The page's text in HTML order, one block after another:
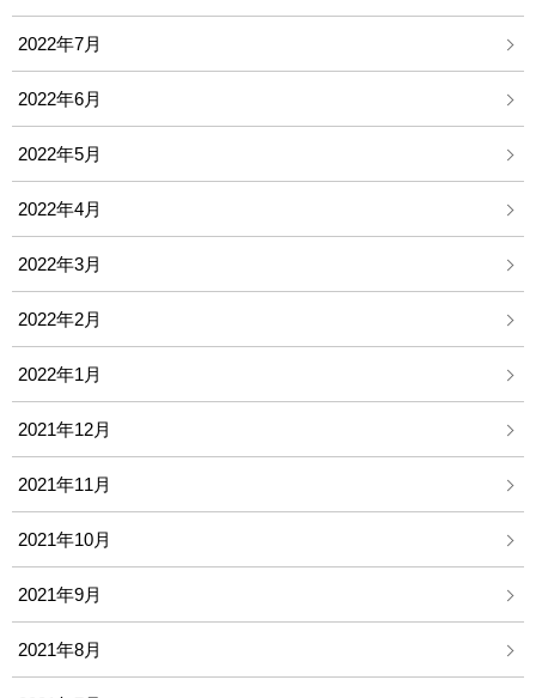
2022年7月
2022年6月
2022年5月
2022年4月
2022年3月
2022年2月
2022年1月
2021年12月
2021年11月
2021年10月
2021年9月
2021年8月